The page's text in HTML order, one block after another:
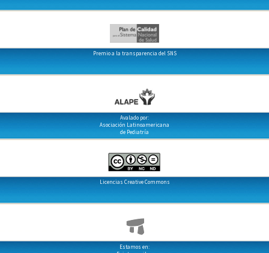
Premio a la transparencia del SNS
Avalado por:
Asociación Latinoamericana
de Pediatría
Licencias Creative Commons
Estamos en: